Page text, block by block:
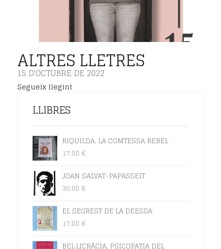
ALTRES LLETRES
15 D'OCTUBRE DE 2022
Segueix llegint
LLIBRES
RIQUILDA. LA COMTESSA REBEL
17,00 €
JOAN SALVAT-PAPASSEIT
30,00 €
EL SEGREST DE LA DEESSA
17,00 €
BEL·LICRÀCIA. PSICOPATIA DEL